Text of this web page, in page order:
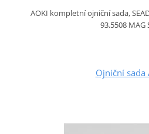
AOKI kompletní ojniční sada,
93.5508 MAG
Ojniční sada